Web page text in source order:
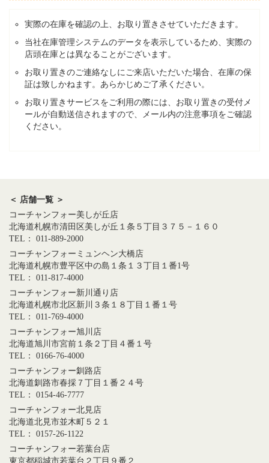
実際の在庫を確認の上、お取り置きさせていただきます。
当社在庫管理システムのデータを表示しているため、実際の
店頭在庫とは異なることがございます。
お取り置きのご連絡なしにご来店いただいた場合、在庫の保
証は致しかねます。あらかじめご了承ください。
お取り置きサービスをご利用の際には、お取り置きの受付メ
ールが自動送信されますので、メール内の注意事項をご確認
ください。
＜ 店舗一覧 ＞
コーチャンフォー美しが丘店
北海道札幌市清田区美しが丘１条５丁目３７５－１６０
TEL： 011-889-2000
コーチャンフォーミュンヘン大橋店
北海道札幌市豊平区中の島１条１３丁目１番1号
TEL： 011-817-4000
コーチャンフォー新川通り店
北海道札幌市北区新川３条１８丁目１番１号
TEL： 011-769-4000
コーチャンフォー旭川店
北海道旭川市宮前１条２丁目４番１号
TEL： 0166-76-4000
コーチャンフォー釧路店
北海道釧路市春採７丁目１番２４号
TEL： 0154-46-7777
コーチャンフォー北見店
北海道北見市並木町５２１
TEL： 0157-26-1122
コーチャンフォー若葉台店
東京都稲城市若葉台２丁目９番２